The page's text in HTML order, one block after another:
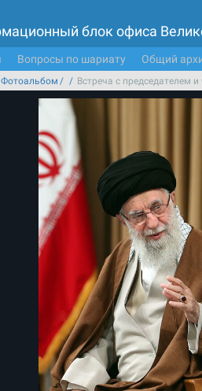
блок офиса
Вопросы по шариату Общий
Фотоальбом Встреча с председателем